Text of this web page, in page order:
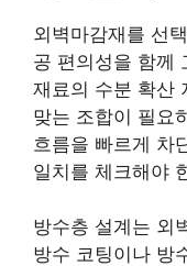
외벽마감재를 선
공 편의성을 함께
재료의 수분 확산
맞는 조합이 필요
흐름을 빠르게 차
일치를 체크해야
방수층 설계는 외
방수 코팅이나 방